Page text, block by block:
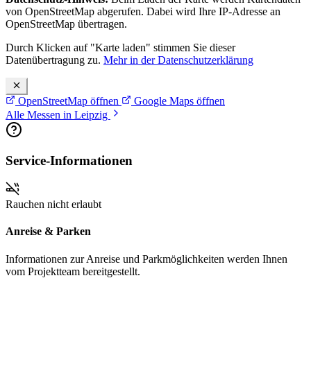
von OpenStreetMap abgerufen. Dabei wird Ihre IP-Adresse an
OpenStreetMap übertragen.
Durch Klicken auf "Karte laden" stimmen Sie dieser
Datenübertragung zu. Mehr in der Datenschutzerklärung
OpenStreetMap öffnen
Google Maps öffnen
Alle Messen in Leipzig
Service-Informationen
Rauchen nicht erlaubt
Anreise & Parken
Informationen zur Anreise und Parkmöglichkeiten werden Ihnen
vom Projektteam bereitgestellt.